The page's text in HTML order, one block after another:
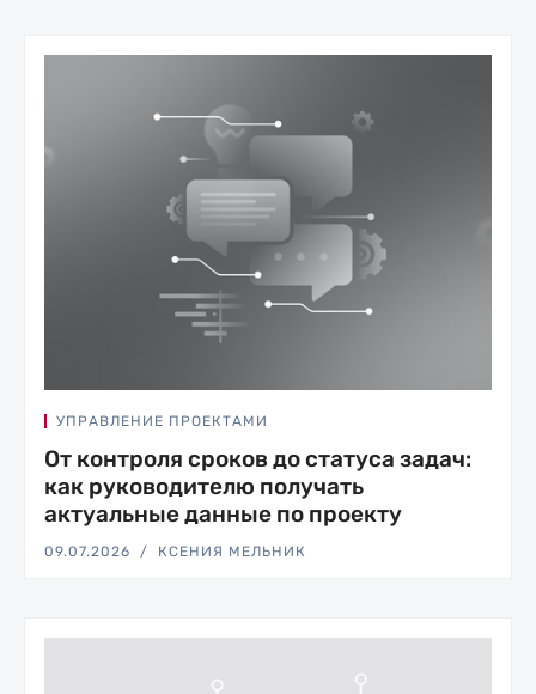
УПРАВЛЕНИЕ ПРОЕКТАМИ
От контроля сроков до статуса задач:
как руководителю получать
актуальные данные по проекту
09.07.2026 КСЕНИЯ МЕЛЬНИК